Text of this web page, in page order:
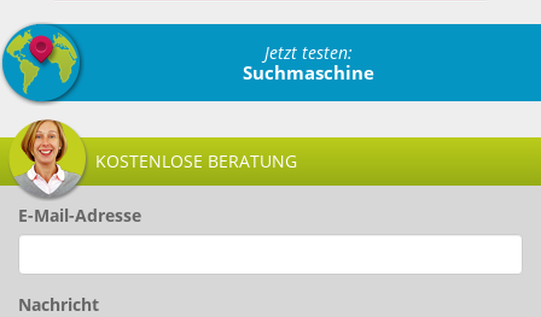
Jetzt testen:
Suchmaschine
KOSTENLOSE BERATUNG
E-Mail-Adresse
Nachricht